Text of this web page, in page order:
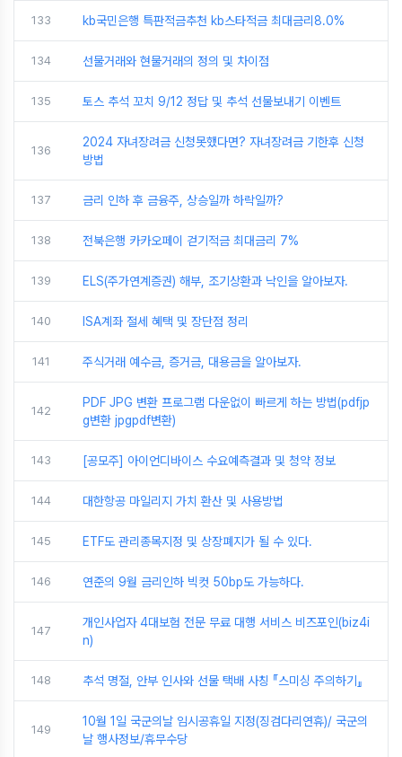
133 kb국민은행 특판적금추천 kb스타적금 최대금리8.0%
134 선물거래와 현물거래의 정의 및 차이점
135 토스 추석 꼬치 9/12 정답 및 추석 선물보내기 이벤트
136
2024 자녀장려금 신청못했다면? 자녀장려금 기한후 신청
방법
137 금리 인하 후 금융주, 상승일까 하락일까?
138 전북은행 카카오페이 걷기적금 최대금리 7%
139 ELS(주가연계증권) 해부, 조기상환과 낙인을 알아보자.
140 ISA계좌 절세 혜택 및 장단점 정리
141 주식거래 예수금, 증거금, 대용금을 알아보자.
142
PDF JPG 변환 프로그램 다운없이 빠르게 하는 방법(pdfjp
g변환 jpgpdf변환)
143 [공모주] 아이언디바이스 수요예측결과 및 청약 정보
144 대한항공 마일리지 가치 환산 및 사용방법
145 ETF도 관리종목지정 및 상장폐지가 될 수 있다.
146 연준의 9월 금리인하 빅컷 50bp도 가능하다.
147
개인사업자 4대보험 전문 무료 대행 서비스 비즈포인(biz4i
n)
148 추석 명절, 안부 인사와 선물 택배 사칭 『스미싱 주의하기』
149
10월 1일 국군의날 임시공휴일 지정(징검다리연휴)/ 국군의
날 행사정보/휴무수당